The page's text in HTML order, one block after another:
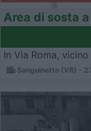
Area di sosta
In Via Roma,
Sanguinetto (VR) -